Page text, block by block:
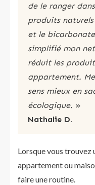
de le ranger
produits
et le
simplifié mon
réduit les
appartement.
sens mieux en
écologique. »
Nathalie D.
Lorsque vous
appartement ou
faire une routine.